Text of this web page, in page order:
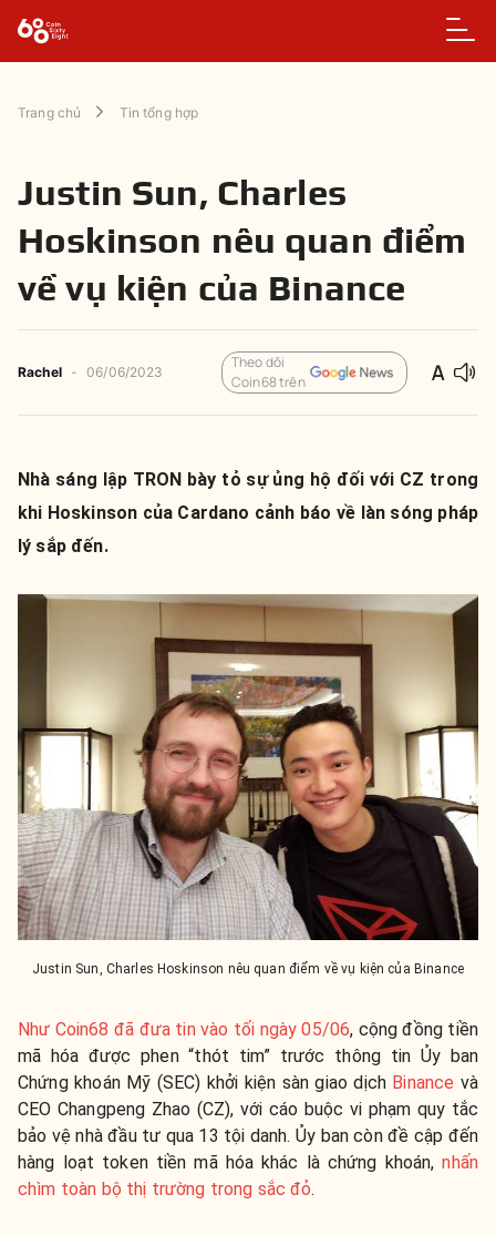
Trang chủ Tin tổng hợp
Justin Sun, Charles
Hoskinson nêu quan điểm
về vụ kiện của Binance
Rachel - 06/06/2023
Theo dõi
Coin68 trên
Nhà sáng lập TRON bày tỏ sự ủng hộ đối với CZ trong
khi Hoskinson của Cardano cảnh báo về làn sóng pháp
lý sắp đến.
Justin Sun, Charles Hoskinson nêu quan điểm về vụ kiện của Binance
Như Coin68 đã đưa tin vào tối ngày 05/06, cộng đồng tiền
mã hóa được phen “thót tim” trước thông tin Ủy ban
Chứng khoán Mỹ (SEC) khởi kiện sàn giao dịch Binance và
CEO Changpeng Zhao (CZ), với cáo buộc vi phạm quy tắc
bảo vệ nhà đầu tư qua 13 tội danh. Ủy ban còn đề cập đến
hàng loạt token tiền mã hóa khác là chứng khoán,nhấn
chìm toàn bộ thị trường trong sắc đỏ.